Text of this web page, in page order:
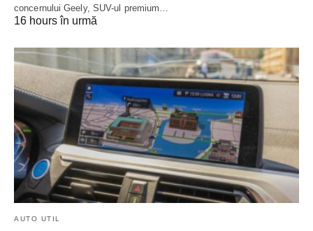
concernului Geely, SUV-ul premium…
16 hours în urmă
AUTO UTIL